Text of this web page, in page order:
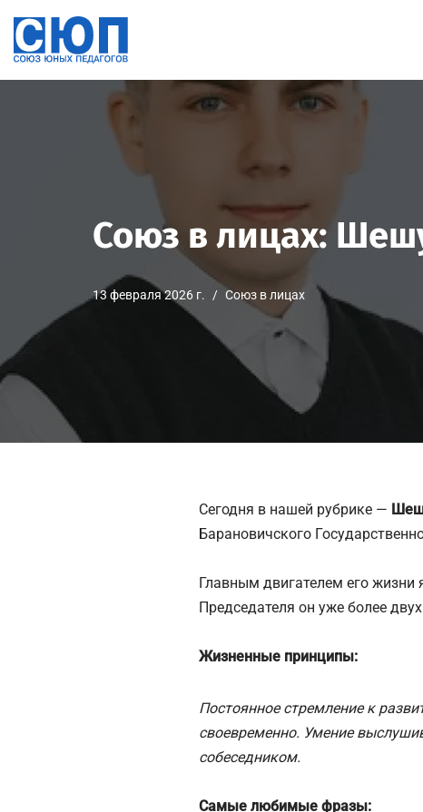
Перейти
Союз в лицах:
13 февраля 2026 г. Союз в лицах
Сегодня в нашей рубрике —
Барановичского
Главным двигателем его
Председателя он уже более
Жизненные принципы:
Постоянное стремление к
своевременно. Умение
собеседником.
Самые любимые фразы: